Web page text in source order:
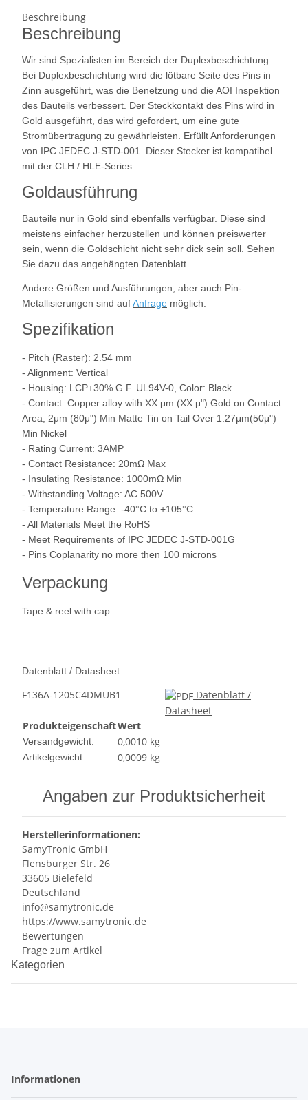
Beschreibung
Beschreibung
Wir sind Spezialisten im Bereich der Duplexbeschichtung.
Bei Duplexbeschichtung wird die lötbare Seite des Pins in
Zinn ausgeführt, was die Benetzung und die AOI Inspektion
des Bauteils verbessert. Der Steckkontakt des Pins wird in
Gold ausgeführt, das wird gefordert, um eine gute
Stromübertragung zu gewährleisten. Erfüllt Anforderungen
von IPC JEDEC J-STD-001. Dieser Stecker ist kompatibel
mit der CLH / HLE-Series.
Goldausführung
Bauteile nur in Gold sind ebenfalls verfügbar. Diese sind
meistens einfacher herzustellen und können preiswerter
sein, wenn die Goldschicht nicht sehr dick sein soll. Sehen
Sie dazu das angehängten Datenblatt.
Andere Größen und Ausführungen, aber auch Pin-
Metallisierungen sind aufAnfrage möglich.
Spezifikation
- Pitch (Raster): 2.54 mm
- Alignment: Vertical
- Housing: LCP+30% G.F. UL94V-0, Color: Black
- Contact: Copper alloy with XX μm (XX μ") Gold on Contact
Area, 2μm (80μ") Min Matte Tin on Tail Over 1.27μm(50μ")
Min Nickel
- Rating Current: 3AMP
- Contact Resistance: 20mΩ Max
- Insulating Resistance: 1000mΩ Min
- Withstanding Voltage: AC 500V
- Temperature Range: -40°C to +105°C
- All Materials Meet the RoHS
- Meet Requirements of IPC JEDEC J-STD-001G
- Pins Coplanarity no more then 100 microns
Verpackung
Tape & reel with cap
Datenblatt / Datasheet
F136A-1205C4DMUB1
Datenblatt /
Datasheet
ProdukteigenschaftWert
Versandgewicht: 0,0010 kg
Artikelgewicht: 0,0009 kg
Angaben zur Produktsicherheit
Herstellerinformationen:
SamyTronic GmbH
Flensburger Str. 26
33605 Bielefeld
Deutschland
info@samytronic.de
https://www.samytronic.de
Bewertungen
Frage zum Artikel
Kategorien
Informationen